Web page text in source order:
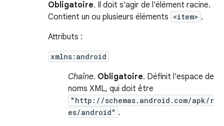
Obligatoire. Il doit s'agir de l'élément racine.
Contient un ou plusieurs éléments <item> .
Attributs :
xmlns:android
Chaîne. Obligatoire. Définit l'espace de
noms XML, qui doit être
"http://schemas.android.com/apk/r
es/android" .